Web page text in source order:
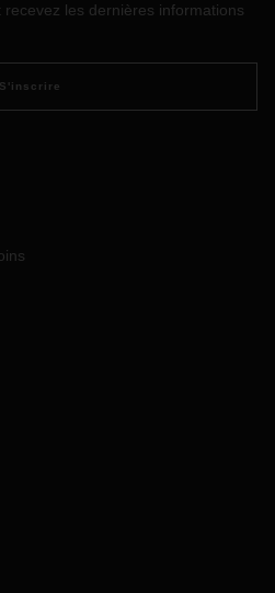
les dernières informations
S'inscrire